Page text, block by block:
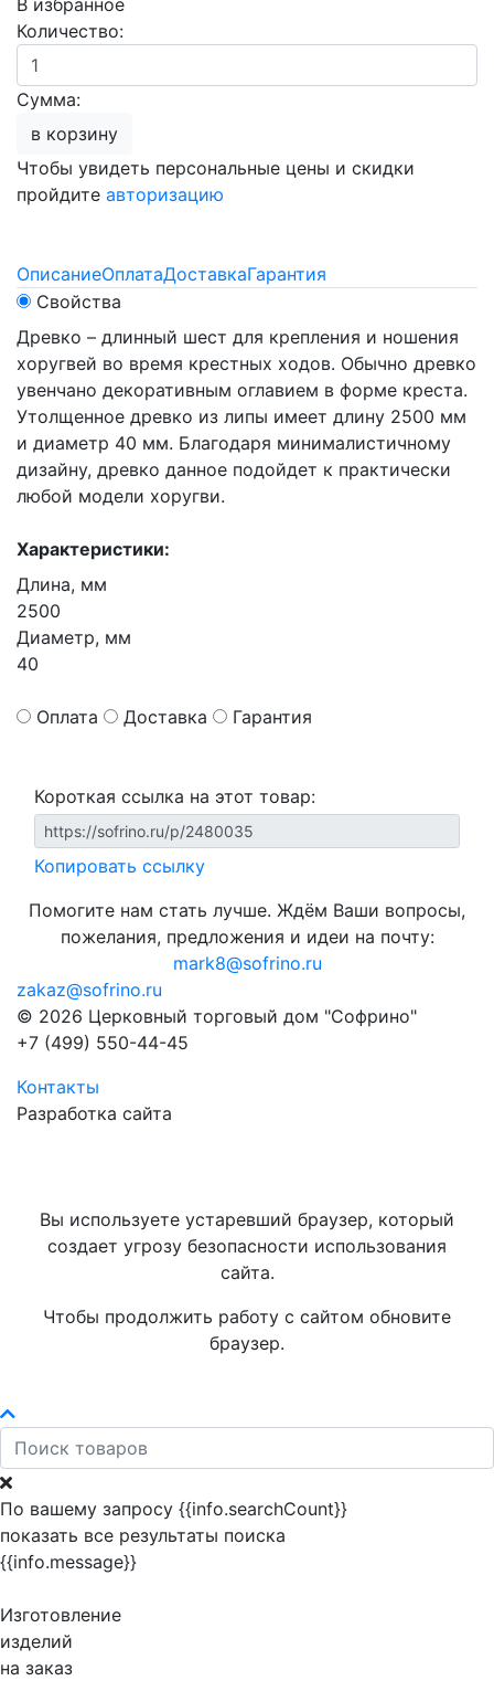
В избранное
Количество:
Сумма:
в корзину
Чтобы увидеть персональные цены и скидки
пройдите авторизацию
ОписаниеОплатаДоставкаГарантия
Свойства
Древко – длинный шест для крепления и ношения
хоругвей во время крестных ходов. Обычно древко
увенчано декоративным оглавием в форме креста.
Утолщенное древко из липы имеет длину 2500 мм
и диаметр 40 мм. Благодаря минималистичному
дизайну, древко данное подойдет к практически
любой модели хоругви.
Характеристики:
Длина, мм
2500
Диаметр, мм
40
Оплата Доставка Гарантия
Короткая ссылка на этот товар:
Копировать ссылку
Помогите нам стать лучше. Ждём Ваши вопросы,
пожелания, предложения и идеи на почту:
mark8@sofrino.ru
zakaz@sofrino.ru
© 2026 Церковный торговый дом "Софрино"
+7 (499) 550-44-45
Контакты
Разработка сайта
Вы используете устаревший браузер, который
создает угрозу безопасности использования
сайта.
Чтобы продолжить работу с сайтом обновите
браузер.
По вашему запросу {{info.searchCount}}
показать все результаты поиска
{{info.message}}
Изготовление
изделий
на заказ